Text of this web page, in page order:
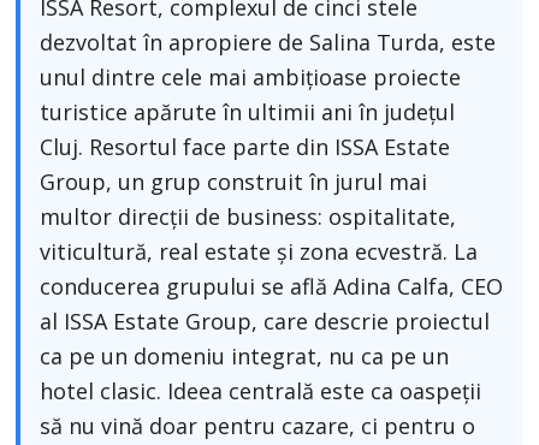
ISSA Resort, complexul de cinci stele
dezvoltat în apropiere de Salina Turda, este
unul dintre cele mai ambițioase proiecte
turistice apărute în ultimii ani în județul
Cluj. Resortul face parte din ISSA Estate
Group, un grup construit în jurul mai
multor direcții de business: ospitalitate,
viticultură, real estate și zona ecvestră. La
conducerea grupului se află Adina Calfa, CEO
al ISSA Estate Group, care descrie proiectul
ca pe un domeniu integrat, nu ca pe un
hotel clasic. Ideea centrală este ca oaspeții
să nu vină doar pentru cazare, ci pentru o